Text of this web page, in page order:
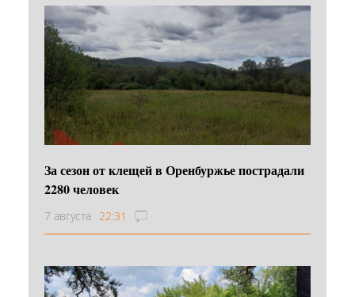
За сезон от клещей в Оренбуржье пострадали
2280 человек
7 августа 22:31